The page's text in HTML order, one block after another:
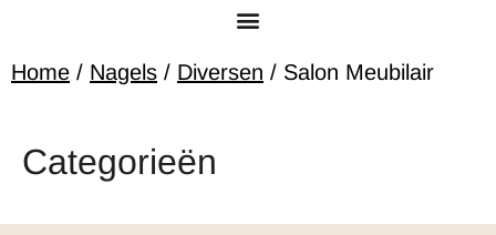
Home / Nagels / Diversen / Salon Meubilair
Categorieën